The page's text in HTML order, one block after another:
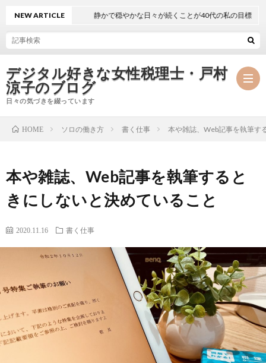
デジタル好きな女性税理士・戸村
涼子のブログ
日々の気づきを綴っています
ル
ガ
ミ
ナ
NEW ARTICLE 静かで穏やかな日々が続くことが40代の私の目標
HOME ソロの働き方 書く仕事 本や雑誌、Web記事を執筆す
本や雑誌、Web記事を執筆すると
きにしないと決めていること
2020.11.16 書く仕事